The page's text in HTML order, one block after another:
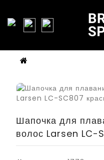
Шапочка для
волос Larsen LC-